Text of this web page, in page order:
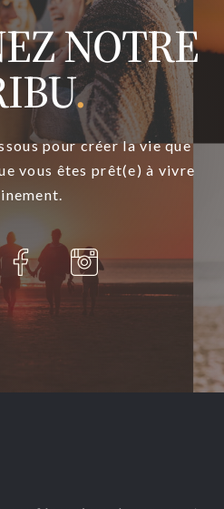
NOTRE
.
pour créer la vie que
vous êtes prêt(e) à vivre